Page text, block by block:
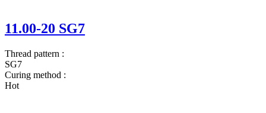
11.00-20 SG7
Thread pattern :
SG7
Curing method :
Hot